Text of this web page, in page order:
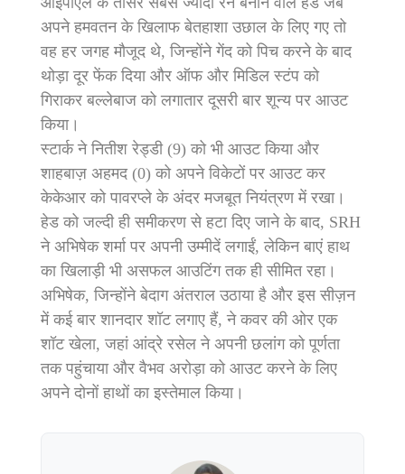
अपने हमवतन के खिलाफ बेतहाशा उछाल के लिए गए तो
वह हर जगह मौजूद थे, जिन्होंने गेंद को पिच करने के बाद
थोड़ा दूर फेंक दिया और ऑफ और मिडिल स्टंप को
गिराकर बल्लेबाज को लगातार दूसरी बार शून्य पर आउट
किया।
स्टार्क ने नितीश रेड्डी (9) को भी आउट किया और
शाहबाज़ अहमद (0) को अपने विकेटों पर आउट कर
केकेआर को पावरप्ले के अंदर मजबूत नियंत्रण में रखा।
हेड को जल्दी ही समीकरण से हटा दिए जाने के बाद, SRH
ने अभिषेक शर्मा पर अपनी उम्मीदें लगाईं, लेकिन बाएं हाथ
का खिलाड़ी भी असफल आउटिंग तक ही सीमित रहा।
अभिषेक, जिन्होंने बेदाग अंतराल उठाया है और इस सीज़न
में कई बार शानदार शॉट लगाए हैं, ने कवर की ओर एक
शॉट खेला, जहां आंद्रे रसेल ने अपनी छलांग को पूर्णता
तक पहुंचाया और वैभव अरोड़ा को आउट करने के लिए
अपने दोनों हाथों का इस्तेमाल किया।